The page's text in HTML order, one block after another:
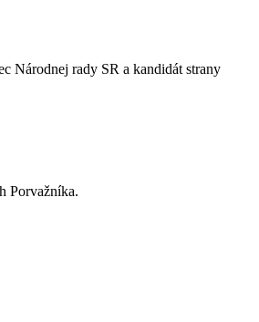
Národnej rady SR a kandidát strany
Porvažníka.